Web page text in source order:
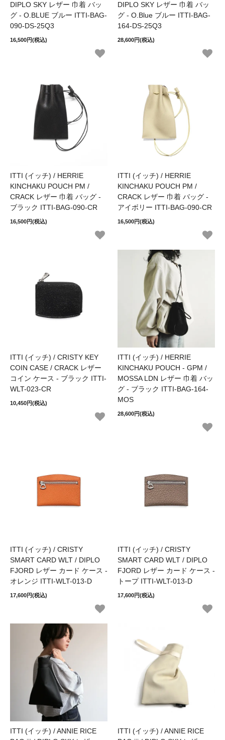
DIPLO SKY レザー 巾着 バッ
グ - O.BLUE ブルー ITTI-BAG-
090-DS-25Q3
16,500円(税込)
DIPLO SKY レザー 巾着 バッ
グ - O.Blue ブルー ITTI-BAG-
164-DS-25Q3
28,600円(税込)
ITTI (イッチ) / HERRIE
KINCHAKU POUCH PM /
CRACK レザー 巾着 バッグ -
ブラック ITTI-BAG-090-CR
16,500円(税込)
ITTI (イッチ) / HERRIE
KINCHAKU POUCH PM /
CRACK レザー 巾着 バッグ -
アイボリー ITTI-BAG-090-CR
16,500円(税込)
ITTI (イッチ) / CRISTY KEY
COIN CASE / CRACK レザー
コイン ケース - ブラック ITTI-
WLT-023-CR
10,450円(税込)
ITTI (イッチ) / HERRIE
KINCHAKU POUCH - GPM /
MOSSA LDN レザー 巾着 バッ
グ - ブラック ITTI-BAG-164-
MOS
28,600円(税込)
ITTI (イッチ) / CRISTY
SMART CARD WLT / DIPLO
FJORD レザー カード ケース -
オレンジ ITTI-WLT-013-D
17,600円(税込)
ITTI (イッチ) / CRISTY
SMART CARD WLT / DIPLO
FJORD レザー カード ケース -
トープ ITTI-WLT-013-D
17,600円(税込)
ITTI (イッチ) / ANNIE RICE
ITTI (イッチ) / ANNIE RICE